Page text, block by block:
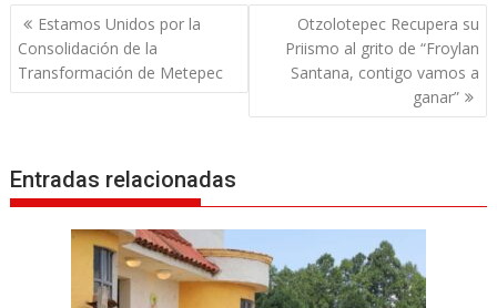
N
a
v
e
c
Estamos Unidos por la
Consolidación de la
Transformación de Metepec
Otzolotepec Recupera su
Priismo al grito de “Froylan
Santana, contigo vamos a
ganar”
Entradas relacionadas